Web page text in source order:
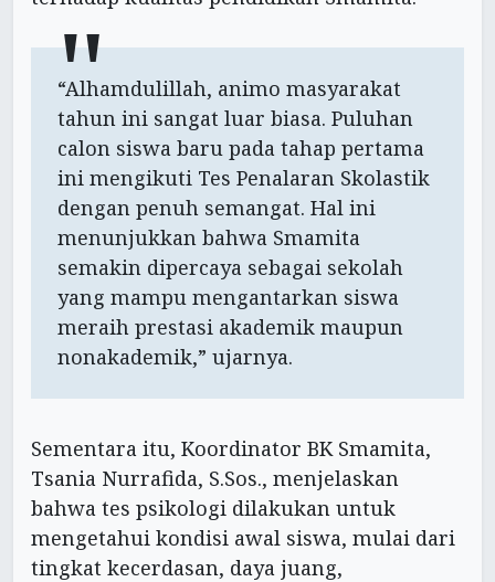
“Alhamdulillah, animo masyarakat
tahun ini sangat luar biasa. Puluhan
calon siswa baru pada tahap pertama
ini mengikuti Tes Penalaran Skolastik
dengan penuh semangat. Hal ini
menunjukkan bahwa Smamita
semakin dipercaya sebagai sekolah
yang mampu mengantarkan siswa
meraih prestasi akademik maupun
nonakademik,” ujarnya.
Sementara itu, Koordinator BK Smamita,
Tsania Nurrafida, S.Sos., menjelaskan
bahwa tes psikologi dilakukan untuk
mengetahui kondisi awal siswa, mulai dari
tingkat kecerdasan, daya juang,